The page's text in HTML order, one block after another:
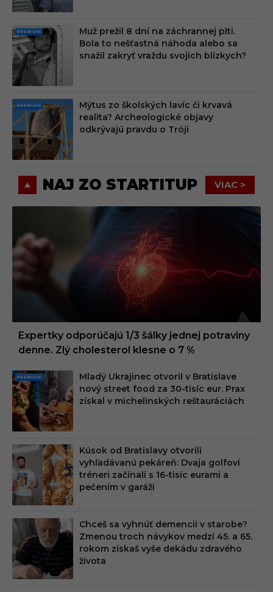
PRE
MIU
M
Muž prežil 8 dní na záchrannej plti.
Bola to nešťastná náhoda alebo sa
snažil zakryť vraždu svojich blízkych?
PRE
MIU
M
Mýtus zo školských lavíc či krvavá
realita? Archeologické objavy
odkrývajú pravdu o Tróji
NAJ ZO STARTITUP VIAC >
Expertky odporúčajú 1/3 šálky jednej potraviny
denne. Zlý cholesterol klesne o 7 %
PRE
MIU
M
Mladý Ukrajinec otvoril v Bratislave
nový street food za 30-tisíc eur. Prax
získal v michelinských reštauráciách
Kúsok od Bratislavy otvorili
vyhľadávanú pekáreň: Dvaja golfoví
tréneri začínali s 16-tisíc eurami a
pečením v garáži
Chceš sa vyhnúť demencii v starobe?
Zmenou troch návykov medzi 45. a 65.
rokom získaš vyše dekádu zdravého
života